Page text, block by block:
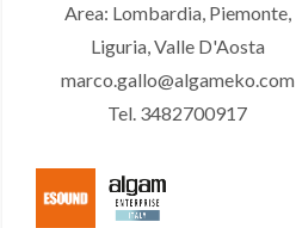
Area: Lombardia, Piemonte,
Liguria, Valle D'Aosta
marco.gallo@algameko.com
Tel. 3482700917